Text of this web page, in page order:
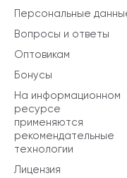
Персональные
Вопросы и ответы
Оптовикам
Бонусы
На информационном
ресурсе
применяются
рекомендательные
технологии
Лицензия